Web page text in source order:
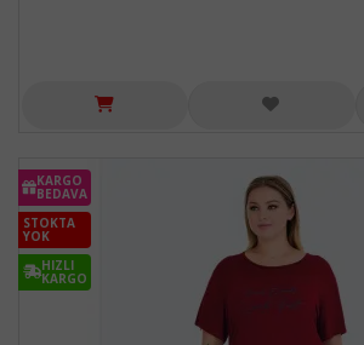
KARGO
BEDAVA
STOKTA
YOK
HIZLI
KARGO